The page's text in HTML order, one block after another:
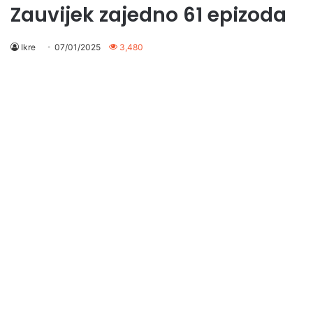
Zauvijek zajedno 61 epizoda
Ikre 07/01/2025 3,480